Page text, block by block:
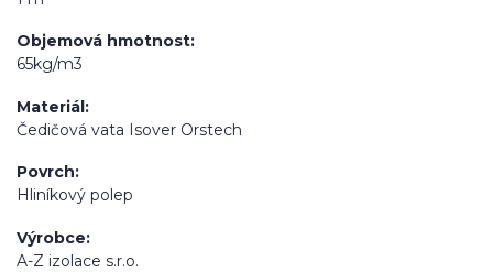
Objemová hmotnost
65kg/m3
Materiál
Čedičová vata Isover Orstech
Povrch
Hliníkový polep
Výrobce
A-Z izolace s.r.o.